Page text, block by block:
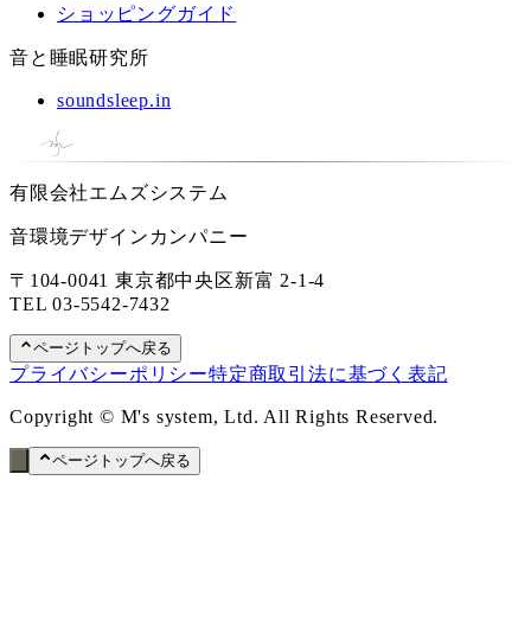
ショッピングガイド
音と睡眠研究所
soundsleep.in
有限会社エムズシステム
音環境デザインカンパニー
〒104-0041 東京都中央区新富 2-1-4
TEL03-5542-7432
ページトップへ戻る
プライバシーポリシー特定商取引法に基づく表記
Copyright © M's system, Ltd. All Rights Reserved.
ページトップへ戻る